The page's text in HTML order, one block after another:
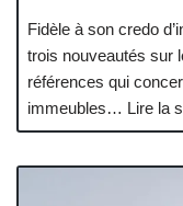
Fidèle à son credo
trois nouveautés sur
références qui
immeubles… Lire la